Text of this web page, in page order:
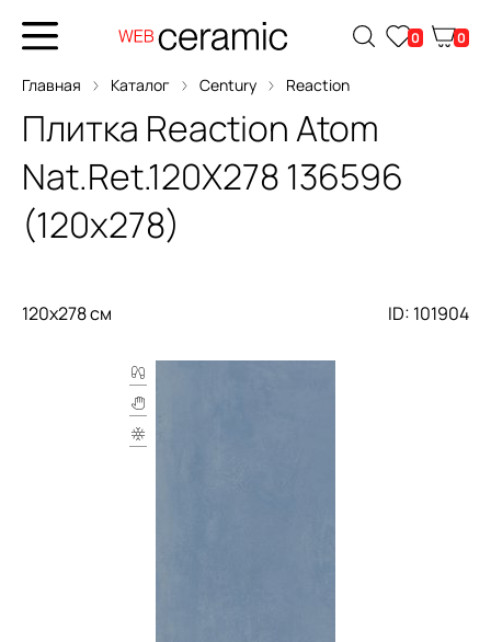
0 0
Главная Каталог Century Reaction
Плитка Reaction Atom
Nat.Ret.120X278 136596
(120x278)
120x278 см ID: 101904